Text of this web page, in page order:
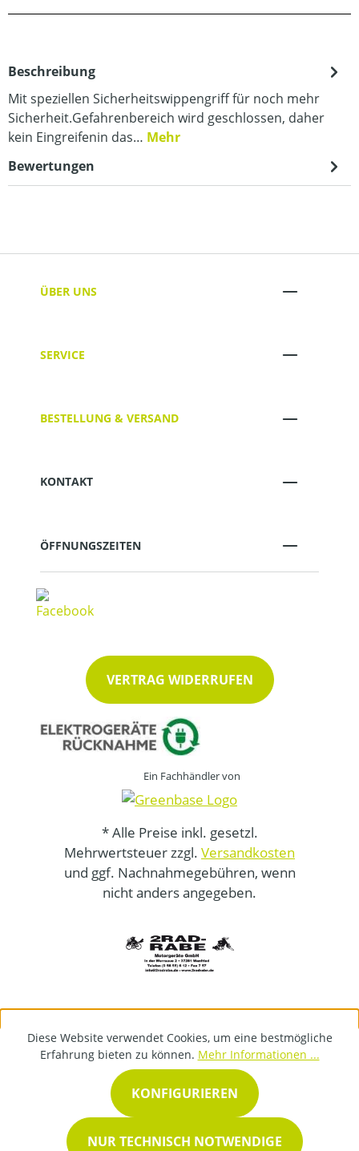
Beschreibung
Mit speziellen Sicherheitswippengriff für noch mehr
Sicherheit.Gefahrenbereich wird geschlossen, daher
kein Eingreifenin das… Mehr
Bewertungen
ÜBER UNS
SERVICE
BESTELLUNG & VERSAND
KONTAKT
ÖFFNUNGSZEITEN
VERTRAG WIDERRUFEN
Ein Fachhändler von
* Alle Preise inkl. gesetzl.
Mehrwertsteuer zzgl. Versandkosten
und ggf. Nachnahmegebühren, wenn
nicht anders angegeben.
Diese Website verwendet Cookies, um eine bestmögliche
Erfahrung bieten zu können. Mehr Informationen ...
NUR TECHNISCH NOTWENDIGE
KONFIGURIEREN